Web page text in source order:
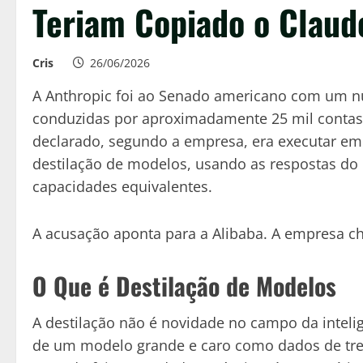
Teriam Copiado o
Cris 26/06/2026
A Anthropic foi ao Senado americano com um
conduzidas por aproximadamente 25 mil
declarado, segundo a empresa, era executar
destilação de modelos, usando as respostas
capacidades equivalentes.
A acusação aponta para a Alibaba. A empresa
O Que é Destilação de Modelos
A destilação não é novidade no campo da
de um modelo grande e caro como dados de